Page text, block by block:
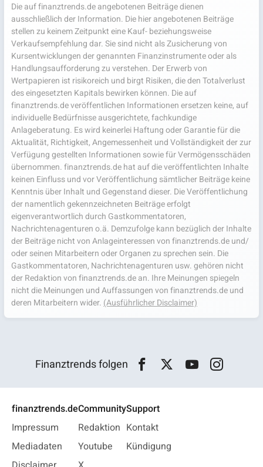
Die auf finanztrends.de angebotenen Beiträge dienen
ausschließlich der Information. Die hier angebotenen Beiträge
stellen zu keinem Zeitpunkt eine Kauf- beziehungsweise
Verkaufsempfehlung dar. Sie sind nicht als Zusicherung von
Kursentwicklungen der genannten Finanzinstrumente oder als
Handlungsaufforderung zu verstehen. Der Erwerb von
Wertpapieren ist risikoreich und birgt Risiken, die den Totalverlust
des eingesetzten Kapitals bewirken können. Die auf
finanztrends.de veröffentlichen Informationen ersetzen keine, auf
individuelle Bedürfnisse ausgerichtete, fachkundige
Anlageberatung. Es wird keinerlei Haftung oder Garantie für die
Aktualität, Richtigkeit, Angemessenheit und Vollständigkeit der zur
Verfügung gestellten Informationen sowie für Vermögensschäden
übernommen. finanztrends.de hat auf die veröffentlichten Inhalte
keinen Einfluss und vor Veröffentlichung sämtlicher Beiträge keine
Kenntnis über Inhalt und Gegenstand dieser. Die Veröffentlichung
der namentlich gekennzeichneten Beiträge erfolgt
eigenverantwortlich durch Gastkommentatoren,
Nachrichtenagenturen o.ä. Demzufolge kann bezüglich der Inhalte
der Beiträge nicht von Anlageinteressen von finanztrends.de und/
oder seinen Mitarbeitern oder Organen zu sprechen sein. Die
Gastkommentatoren, Nachrichtenagenturen usw. gehören nicht
der Redaktion von finanztrends.de an. Ihre Meinungen spiegeln
nicht die Meinungen und Auffassungen von finanztrends.de und
deren Mitarbeitern wider. (Ausführlicher Disclaimer)
Finanztrends folgen
finanztrends.de
Impressum
Mediadaten
Community
Redaktion
Youtube
Support
Kontakt
Kündigung